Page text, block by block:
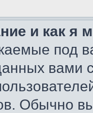
и как я
под
Обычно